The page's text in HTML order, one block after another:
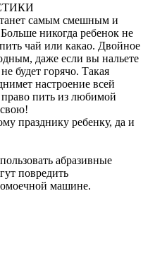
самым смешным и
никогда ребенок не
чай или какао. Двойное
даже если вы нальете
будет горячо. Такая
настроение всей
право пить из любимой
празднику ребенку, да и
абразивные
повредить
машине.